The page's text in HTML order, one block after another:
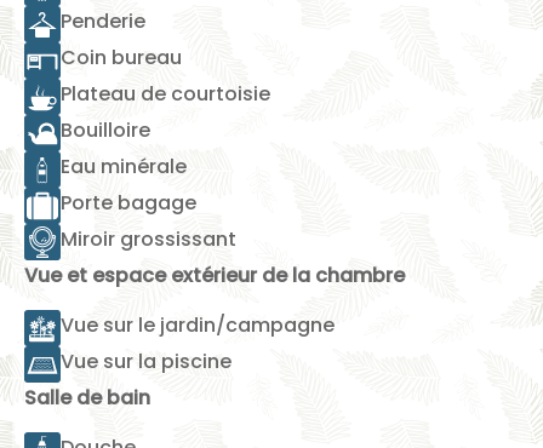
Penderie
Coin bureau
Plateau de courtoisie
Bouilloire
Eau minérale
Porte bagage
Miroir grossissant
Vue et espace extérieur de la chambre
Vue sur le jardin/campagne
Vue sur la piscine
Salle de bain